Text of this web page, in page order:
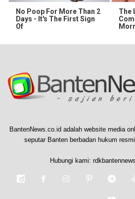
No Poop For More Than 2
Days - It's The First Sign
Of
The
BantenNews.co.id adalah website media
seputar Banten berbadan hukum
Hubungi kami: